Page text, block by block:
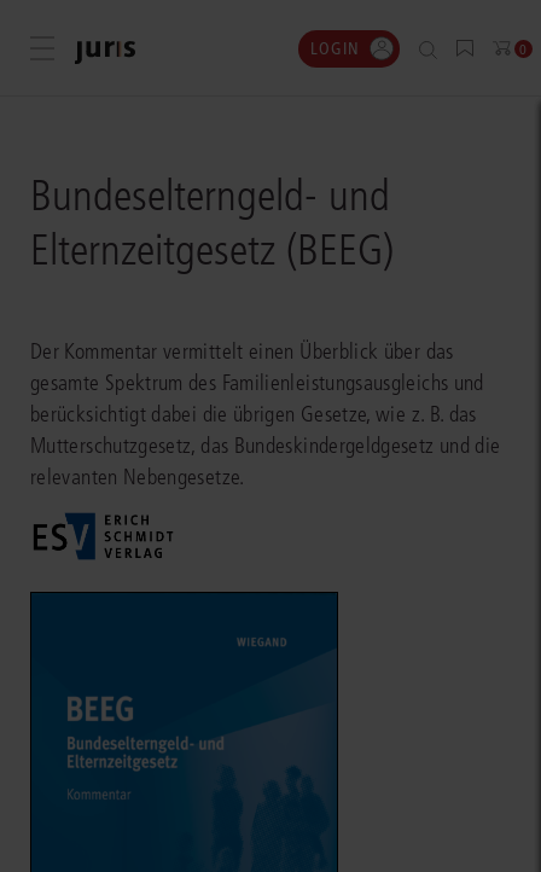
Menü öffnen LOGIN 0
Bundeselterngeld- und
Elternzeitgesetz (BEEG)
Der Kommentar vermittelt einen Überblick über das
gesamte Spektrum des Familienleistungsausgleichs und
berücksichtigt dabei die übrigen Gesetze, wie z. B. das
Mutterschutzgesetz, das Bundeskindergeldgesetz und die
relevanten Nebengesetze.